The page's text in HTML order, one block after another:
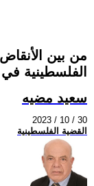
من بين
الفلسطينية
سعيد مضيه
2023 / 10 / 30
القضية الفلسطينية